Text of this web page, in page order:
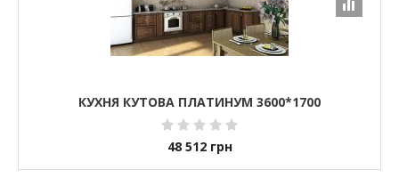
КУХНЯ КУТОВА ПЛАТИНУМ 3600*1700
48 512 грн